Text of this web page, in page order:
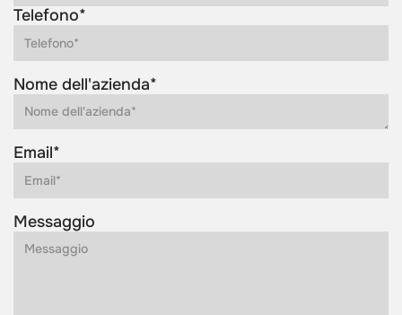
Telefono*
Nome dell'azienda*
Email*
Messaggio